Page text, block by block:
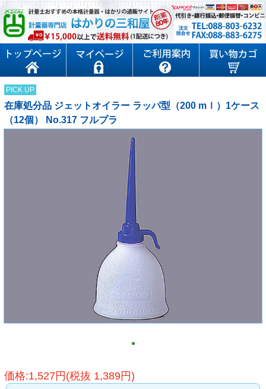
PICK UP
在庫処分品 ジェットオイラー ラッパ型（200 mｌ）1ケース
（12個） No.317 フルプラ
価格:1,527円(税抜 1,389円)